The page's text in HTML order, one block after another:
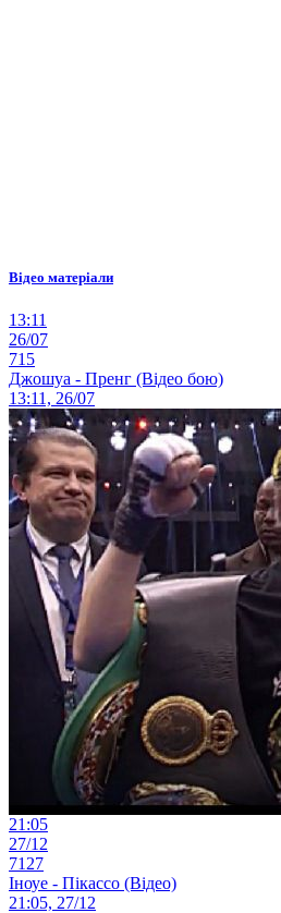
Відео матеріали
13:11
26/07
715
Джошуа - Пренг (Відео бою)
13:11, 26/07
21:05
27/12
7127
Іноуе - Пікассо (Відео)
21:05, 27/12